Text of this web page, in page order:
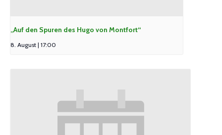
„Auf den Spuren des Hugo von Montfort“
8. August | 17:00